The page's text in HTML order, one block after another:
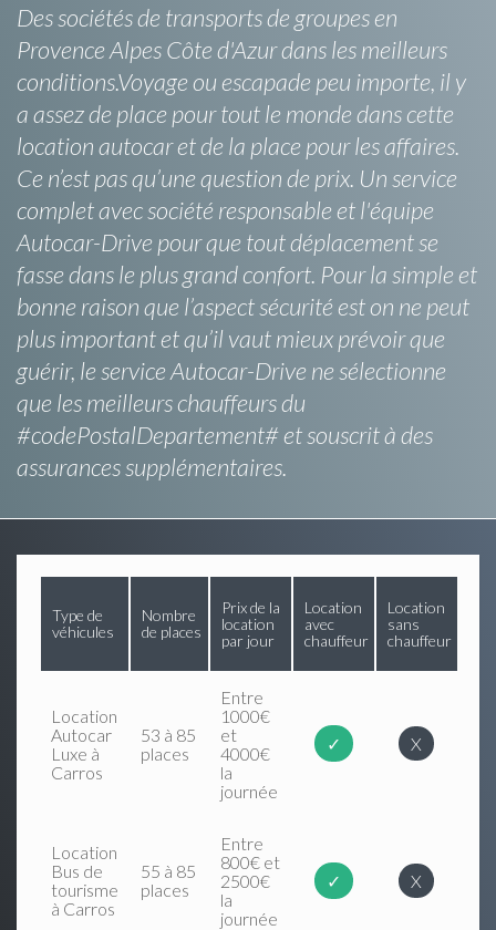
Des sociétés de transports de groupes en
Provence Alpes Côte d'Azur dans les meilleurs
conditions.Voyage ou escapade peu importe, il y
a assez de place pour tout le monde dans cette
location autocar et de la place pour les affaires.
Ce n’est pas qu’une question de prix. Un service
complet avec société responsable et l'équipe
Autocar-Drive pour que tout déplacement se
fasse dans le plus grand confort. Pour la simple et
bonne raison que l’aspect sécurité est on ne peut
plus important et qu’il vaut mieux prévoir que
guérir, le service Autocar-Drive ne sélectionne
que les meilleurs chauffeurs du
#codePostalDepartement# et souscrit à des
assurances supplémentaires.
Type de
véhicules
Nombre
de places
Prix de la
location
par jour
Location
avec
chauffeur
Location
sans
chauffeur
Location
Autocar
Luxe à
Carros
53 à 85
places
Entre
1000€
et
4000€
la
journée
✓ X
Location
Bus de
tourisme
à Carros
55 à 85
places
Entre
800€ et
2500€
la
journée
✓ X